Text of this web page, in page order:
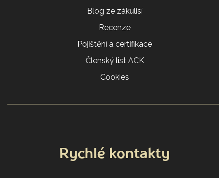
Blog ze zákulisí
Recenze
Pojištění a certifikace
Členský list ACK
Cookies
Rychlé kontakty